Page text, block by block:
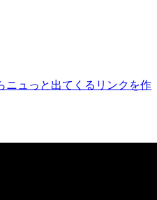
ニュっと出てくるリンクを作